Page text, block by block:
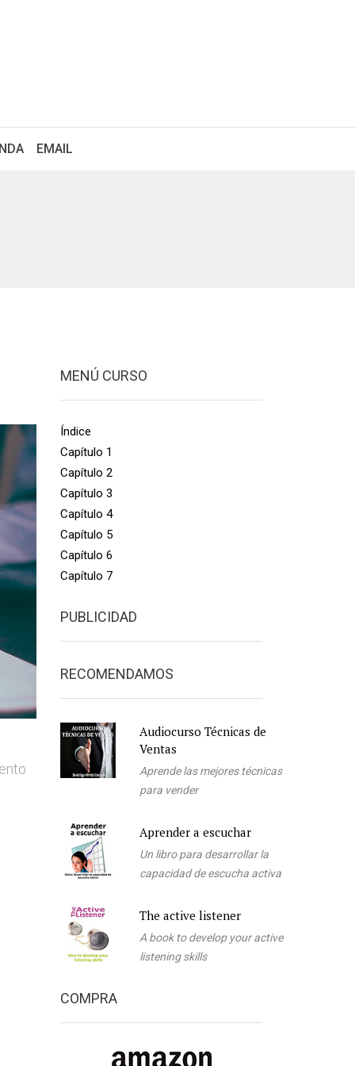
EMAIL
MENÚ CURSO
Índice
Capítulo 1
Capítulo 2
Capítulo 3
Capítulo 4
Capítulo 5
Capítulo 6
Capítulo 7
PUBLICIDAD
RECOMENDAMOS
Audiocurso Técnicas de
Ventas
Aprende las mejores técnicas
para vender
Aprender a escuchar
Un libro para desarrollar la
capacidad de escucha activa
The active listener
A book to develop your active
listening skills
COMPRA